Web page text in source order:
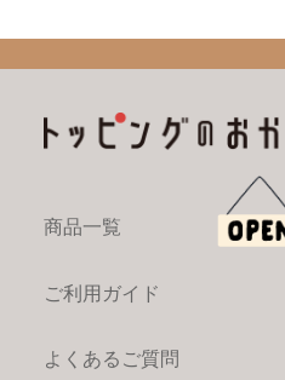
商品一覧
ご利用ガイド
よくあるご質問